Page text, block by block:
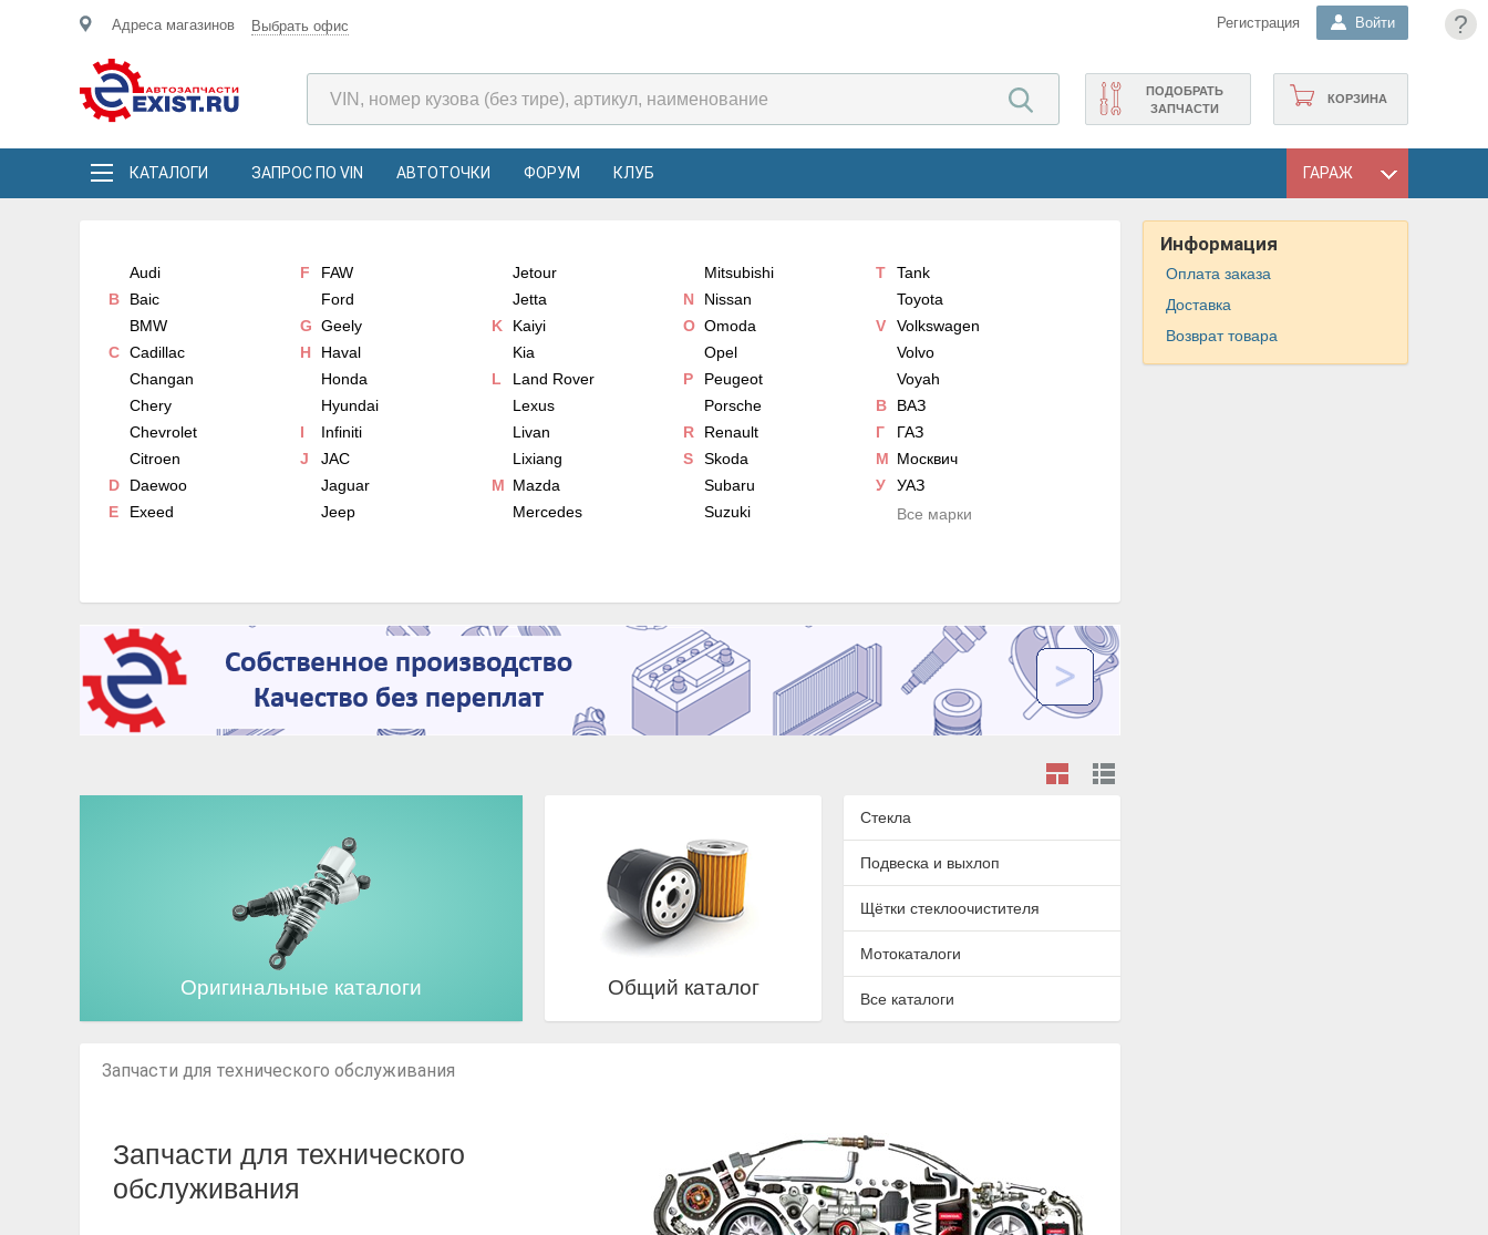
?
Адреса магазинов Выбрать офис Регистрация Войти
КОРЗИНА
ПОДОБРАТЬ
ЗАПЧАСТИ
КАТАЛОГИ ЗАПРОС ПО VIN АВТОТОЧКИ ФОРУМ КЛУБ ГАРАЖ
Audi
B
Baic
BMW
C Cadillac
Changan
Chery
Chevrolet
Citroen
D
Daewoo
E
Exeed
F
FAW
Ford
G Geely
H
Haval
Honda
Hyundai
I
Infiniti
J
JAC
Jaguar
Jeep
Jetour
Jetta
K
Kaiyi
Kia
L
Land Rover
Lexus
Livan
Lixiang
M Mazda
Mercedes
Mitsubishi
N
Nissan
O Omoda
Opel
P
Peugeot
Porsche
R
Renault
S
Skoda
Subaru
Suzuki
T
Tank
Toyota
V
Volkswagen
Volvo
Voyah
В
ВАЗ
Г
ГАЗ
М Москвич
У
УАЗ
Все марки
Оригинальные каталоги Общий каталог
Стекла
Подвеска и выхлоп
Щётки стеклоочистителя
Мотокаталоги
Все каталоги
Запчасти для технического обслуживания
Запчасти для технического
обслуживания
Информация
Оплата заказа
Доставка
Возврат товара